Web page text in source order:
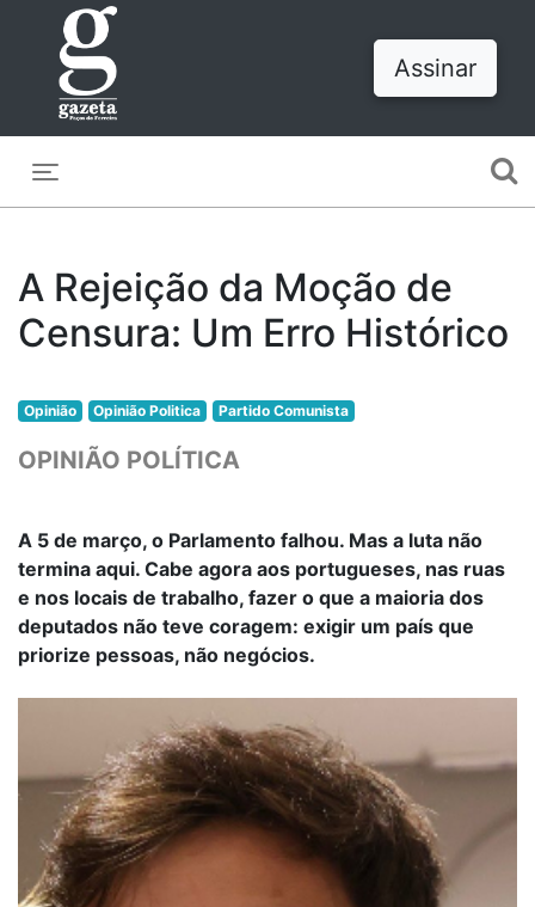
Assinar
A Rejeição da Moção de
Censura: Um Erro Histórico
Opinião Opinião Politica Partido Comunista
OPINIÃO POLÍTICA
A 5 de março, o Parlamento falhou. Mas a luta não
termina aqui. Cabe agora aos portugueses, nas ruas
e nos locais de trabalho, fazer o que a maioria dos
deputados não teve coragem: exigir um país que
priorize pessoas, não negócios.